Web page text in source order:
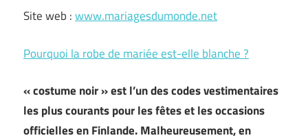
Site web :www.mariagesdumonde.net
Pourquoi la robe de mariée est-elle blanche ?
« costume noir » est l’un des codes vestimentaires
les plus courants pour les fêtes et les occasions
officielles en Finlande. Malheureusement, en